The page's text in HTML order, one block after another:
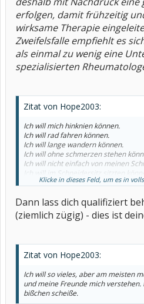
erfolgen, damit frühzeitig
wirksame Therapie
Zweifelsfalle empfiehlt es
als einmal zu wenig eine
spezialisierten
Zitat von Hope2003:
Ich will mich hinknien können.
Ich will rad fahren können.
Ich will lange wandern können.
Ich will ohne schmerzen stehen
Ich will nicht einfach von meinen
Ich will im Schneidersitz sitzten
verückt zu werden.
Aber schmerzfrei.
Klicke in dieses Feld, um es in
Dann lass dich qualifiziert
(ziemlich zügig) - dies ist
Zitat von Hope2003:
Ich will so vieles, aber am meisten
und meine Freunde mich
bißchen scheiße.